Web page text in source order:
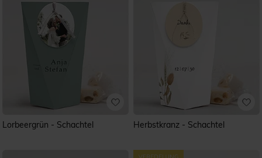
Lorbeergrün - Schachtel Herbstkranz - Schachtel